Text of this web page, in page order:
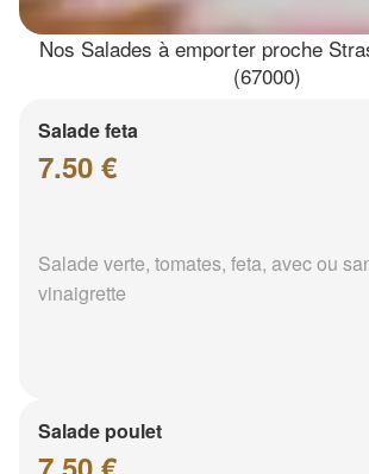
Nos Salades à emporter proche
(67000)
Salade feta
7.50 €
Salade verte, tomates, feta, avec ou
vinaigrette
Salade poulet